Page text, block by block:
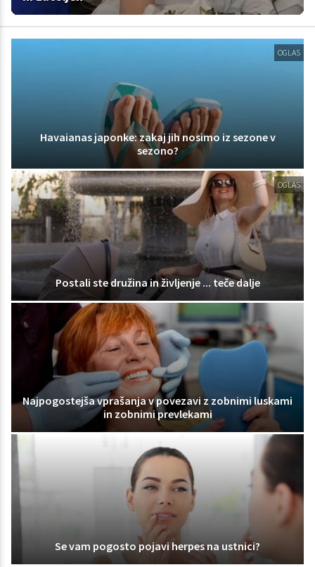
OGLAS
Havaianas japonke: zakaj jih nosimo iz sezone v
sezono?
OGLAS
Postali ste družina in življenje ... teče dalje
Najpogostejša vprašanja v povezavi z zobnimi luskami
in zobnimi prevlekami
Se vam pogosto pojavi herpes na ustnici?